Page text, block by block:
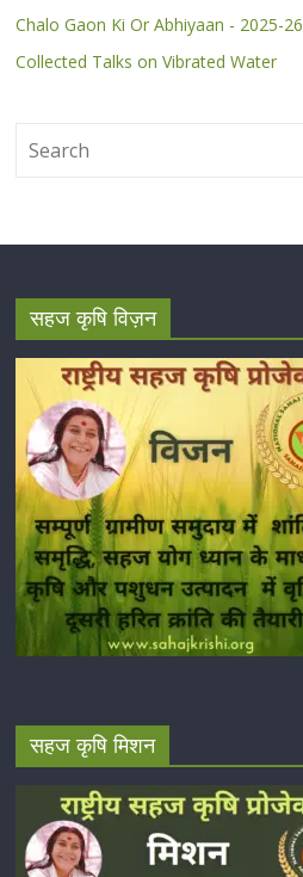
Chalo Gaon Ki Or Abhiyaan - 2025-26
Collected Talks on Vibrated Water
सहज कृषि विज़न
सहज कृषि मिशन